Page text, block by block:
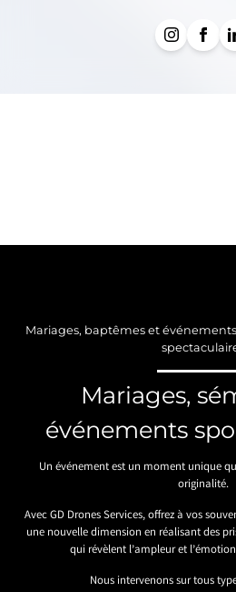
Mariages, baptêmes et
Mariages,
événements
Un événement est un moment unique
originalité.
Avec GD Drones Services, offrez à vos
une nouvelle dimension en réalisant des
qui révèlent l’ampleur et
Nous intervenons sur tous